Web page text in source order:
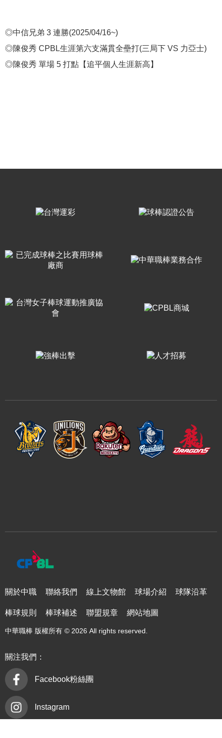
◎中信兄弟 3 連勝(2025/04/16~)
◎陳俊秀 CPBL生涯第六支滿貫全壘打(三局下 VS 力亞士)
◎陳俊秀 單場 5 打點【追平個人生涯新高】
關於中職 聯絡我們 線上文物館 球場介紹 球隊沿革
棒球規則 棒球補述 聯盟規章 網站地圖
中華職棒 版權所有 © 2026 All rights reserved.
關注我們：
Facebook粉絲團
Instagram